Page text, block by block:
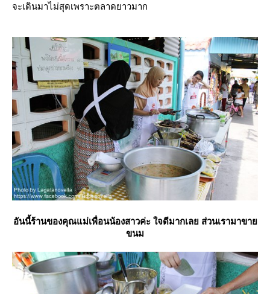
จะเดินมาไม่สุดเพราะตลาดยาวมาก
อันนี้ร้านของคุณแม่เพื่อนน้องสาวค่ะ ใจดีมากเลย ส่วนเรามาขา
ขนม